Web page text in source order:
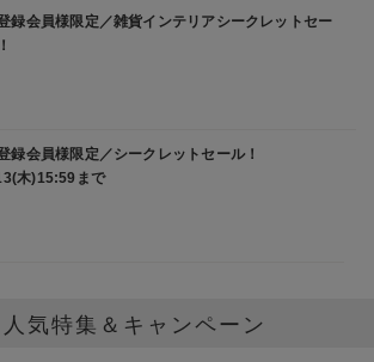
気特集＆キャンペーン